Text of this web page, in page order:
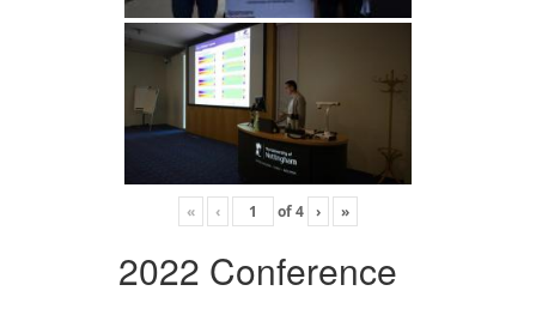
« ‹ of4 › »
2022 Conference